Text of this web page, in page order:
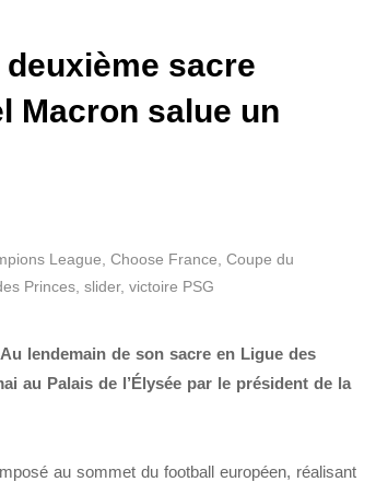
deuxième sacre
Macron salue un
League Choose France Coupe du
Princes slider, victoire PSG
lendemain de son sacre en Ligue des
au Palais de l’Élysée par le président de la
au sommet du football européen, réalisant